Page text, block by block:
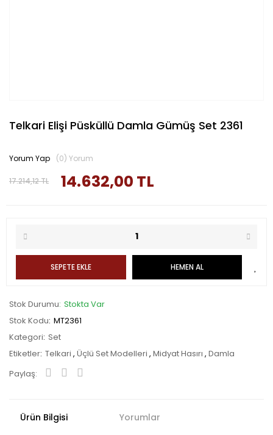
Telkari Elişi Püsküllü Damla Gümüş Set 2361
17.214,12 TL 14.632,00 TL
Yorum Yap (0) Yorum
SEPETE EKLE HEMEN AL
Stok Durumu Stokta Var
Stok Kodu MT2361
Kategori Set
Etiketler Telkari , Üçlü Set Modelleri , Midyat Hasırı , Damla
Paylaş:
Ürün Bilgisi Yorumlar